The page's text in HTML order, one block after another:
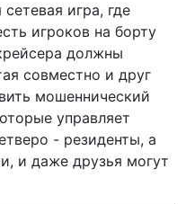
игра, где
игроков на борту
должны
совместно и друг
мошеннический
управляет
- резиденты, а
и даже друзья могут